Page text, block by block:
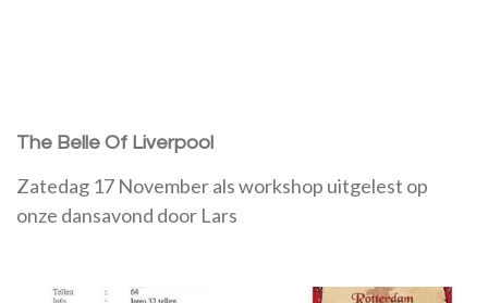
The Belle Of Liverpool
Zatedag 17 November als workshop uitgelest op
onze dansavond door Lars